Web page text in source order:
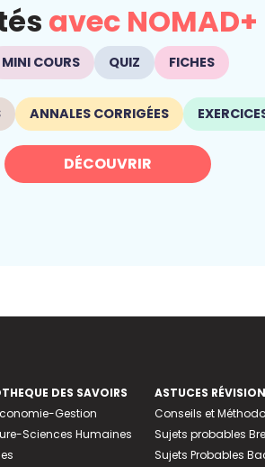
avec NOMAD+
MINI COURS QUIZ FICHES
ANNALES CORRIGÉES
DÉCOUVRIR
DES SAVOIRS
Gestion
Sciences Humaines
ASTUCES
Conseils et Méthodo
Sujets probables
Sujets Probables